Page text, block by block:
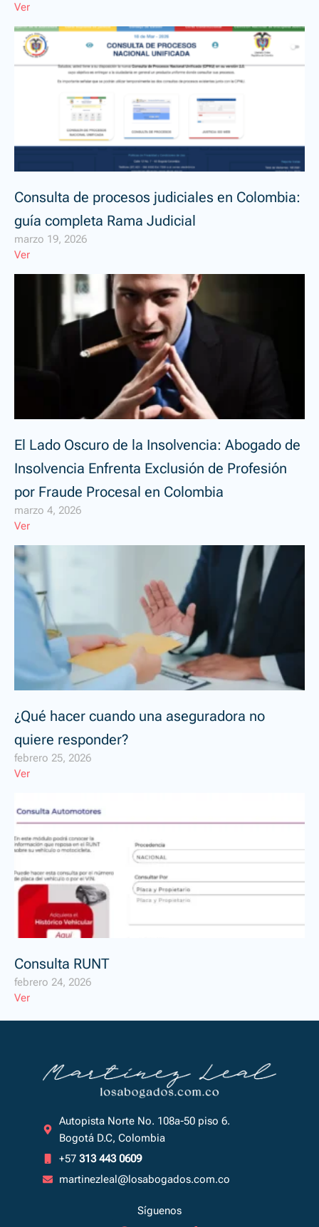
Ver
Consulta de procesos judiciales en Colombia:
guía completa Rama Judicial
marzo 19, 2026
Ver
El Lado Oscuro de la Insolvencia: Abogado de
Insolvencia Enfrenta Exclusión de Profesión
por Fraude Procesal en Colombia
marzo 4, 2026
Ver
¿Qué hacer cuando una aseguradora no
quiere responder?
febrero 25, 2026
Ver
Consulta RUNT
febrero 24, 2026
Ver
Autopista Norte No. 108a-50 piso 6.
Bogotá D.C, Colombia
+57 313 443 0609
martinezleal@losabogados.com.co
Síguenos